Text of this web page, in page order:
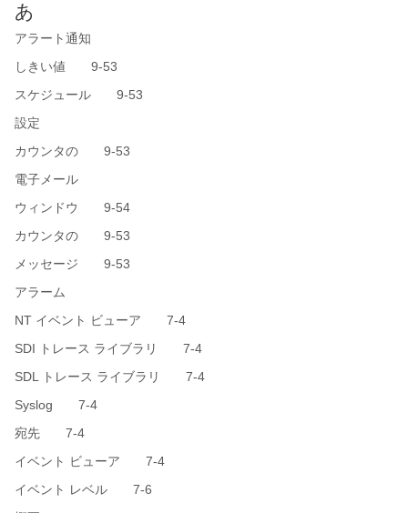
あ
アラート通知
しきい値 9-53
スケジュール 9-53
設定
カウンタの 9-53
電子メール
ウィンドウ 9-54
カウンタの 9-53
メッセージ 9-53
アラーム
NT イベント ビューア 7-4
SDI トレース ライブラリ 7-4
SDL トレース ライブラリ 7-4
Syslog 7-4
宛先 7-4
イベント ビューア 7-4
イベント レベル 7-6